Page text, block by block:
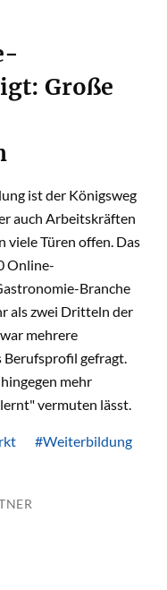
Große
ist der Königsweg
auch Arbeitskräften
viele Türen offen. Das
Online-
Branche
als zwei Dritteln der
mehrere
Berufsprofil gefragt.
mehr
vermuten lässt.
#Weiterbildung